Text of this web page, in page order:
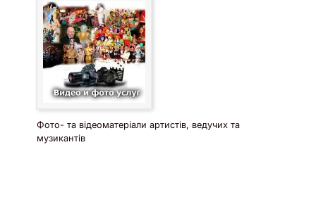
Фото- та відеоматеріали артистів, ведучих та
музикантів